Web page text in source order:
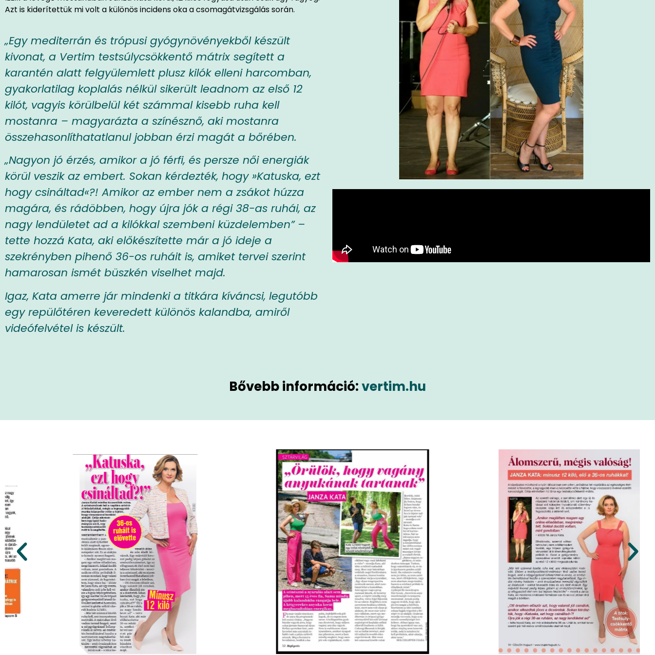
Azt is kiderítettük mi volt a különös incidens oka a csomagátvizsgálás során.
„Egy mediterrán és trópusi gyógynövényekből készült
kivonat, a Vertim testsúlycsökkentő mátrix segített a
karantén alatt felgyülemlett plusz kilók elleni harcomban,
gyakorlatilag koplalás nélkül sikerült leadnom az első 12
kilót, vagyis körülbelül két számmal kisebb ruha kell
mostanra – magyarázta a színésznő, aki mostanra
összehasonlíthatatlanul jobban érzi magát a bőrében.
„Nagyon jó érzés, amikor a jó férfi, és persze női energiák
körül veszik az embert. Sokan kérdezték, hogy »Katuska, ezt
hogy csináltad«?! Amikor az ember nem a zsákot húzza
magára, és rádöbben, hogy újra jók a régi 38-as ruhái, az
nagy lendületet ad a kilókkal szembeni küzdelemben” –
tette hozzá Kata, aki előkészítette már a jó ideje a
szekrényben pihenő 36-os ruháit is, amiket tervei szerint
hamarosan ismét büszkén viselhet majd.
Igaz, Kata amerre jár mindenki a titkára kíváncsi, legutóbb
egy repülőtéren keveredett különös kalandba, amiről
videófelvétel is készült.
Bővebb információ:vertim.hu